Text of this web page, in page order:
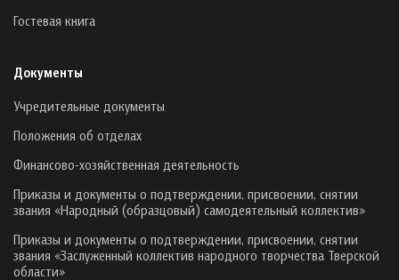
Гостевая книга
Документы
Учредительные документы
Положения об отделах
Финансово-хозяйственная деятельность
Приказы и документы о подтверждении, присвоении, снятии
звания «Народный (образцовый) самодеятельный коллектив»
Приказы и документы о подтверждении, присвоении, снятии
звания «Заслуженный коллектив народного творчества Тверской
области»